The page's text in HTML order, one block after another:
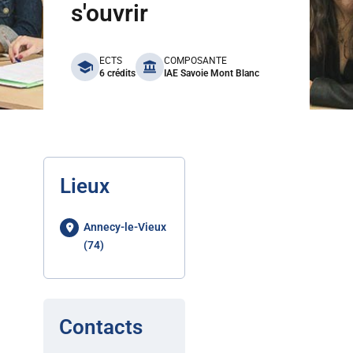
s'ouvrir
benefits
ECTS
6 crédits
COMPOSANTE
IAE Savoie Mont Blanc
Lieux
Annecy-le-Vieux
(74)
Contacts